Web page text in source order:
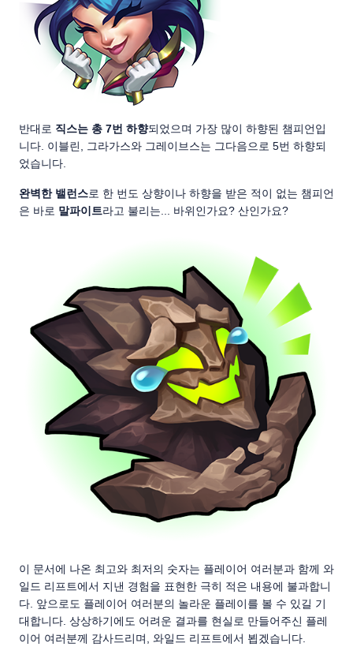
반대로 직스는 총 7번 하향되었으며 가장 많이 하향된 챔피언입
니다. 이블린, 그라가스와 그레이브스는 그다음으로 5번 하향되
었습니다.
완벽한 밸런스로 한 번도 상향이나 하향을 받은 적이 없는 챔피언
은 바로 말파이트라고 불리는... 바위인가요? 산인가요?
이 문서에 나온 최고와 최저의 숫자는 플레이어 여러분과 함께 와
일드 리프트에서 지낸 경험을 표현한 극히 적은 내용에 불과합니
다. 앞으로도 플레이어 여러분의 놀라운 플레이를 볼 수 있길 기
대합니다. 상상하기에도 어려운 결과를 현실로 만들어주신 플레
이어 여러분께 감사드리며, 와일드 리프트에서 뵙겠습니다.